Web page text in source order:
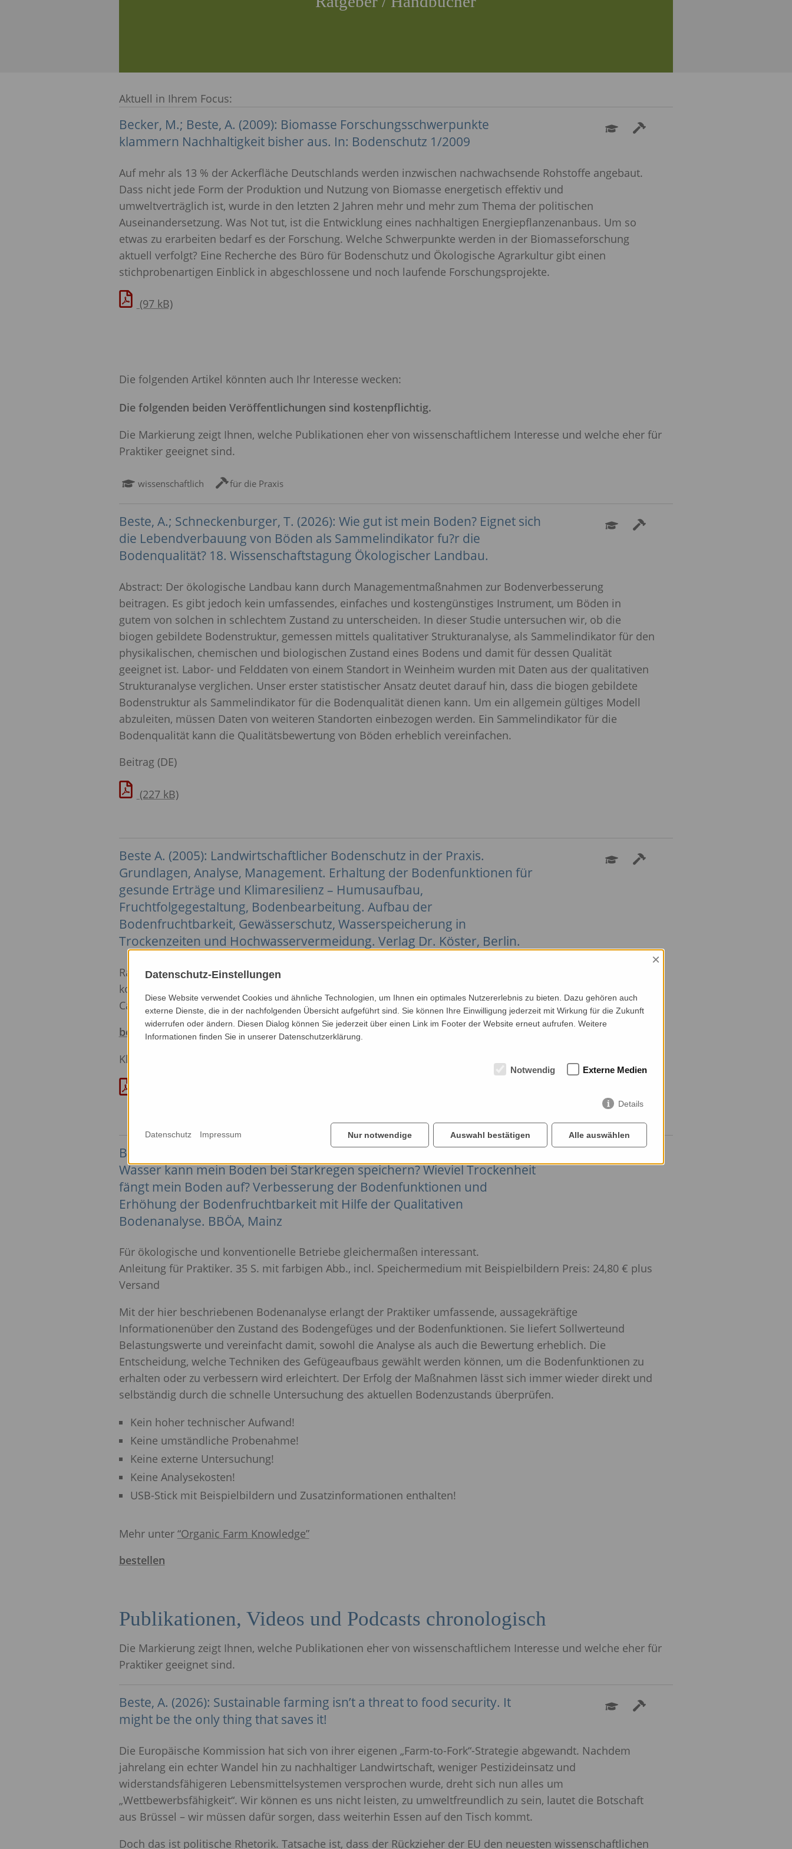
Terra Preta / PflanzenkohleGlobalisierung
Aktuell in Ihrem Focus:
Becker, M.; Beste, A. (2009): Biomasse Forschungsschwerpunkte
klammern Nachhaltigkeit bisher aus. In: Bodenschutz 1/2009
Auf mehr als 13 % der Ackerfläche Deutschlands werden inzwischen nachwachsende Rohstoffe angebaut.
Dass nicht jede Form der Produktion und Nutzung von Biomasse energetisch effektiv und
umweltverträglich ist, wurde in den letzten 2 Jahren mehr und mehr zum Thema der politischen
Auseinandersetzung. Was Not tut, ist die Entwicklung eines nachhaltigen Energiepflanzenanbaus. Um so
etwas zu erarbeiten bedarf es der Forschung. Welche Schwerpunkte werden in der Biomasseforschung
aktuell verfolgt? Eine Recherche des Büro für Bodenschutz und Ökologische Agrarkultur gibt einen
stichprobenartigen Einblick in abgeschlossene und noch laufende Forschungsprojekte.
(97 kB)
Die folgenden Artikel könnten auch Ihr Interesse wecken:
Die folgenden beiden Veröffentlichungen sind kostenpflichtig.
Die Markierung zeigt Ihnen, welche Publikationen eher von wissenschaftlichem Interesse und welche eher für
Praktiker geeignet sind.
wissenschaftlich für die Praxis
Beste, A.; Schneckenburger, T. (2026): Wie gut ist mein Boden? Eignet sich
die Lebendverbauung von Böden als Sammelindikator fu?r die
Bodenqualität? 18. Wissenschaftstagung Ökologischer Landbau.
Abstract: Der ökologische Landbau kann durch Managementmaßnahmen zur Bodenverbesserung
beitragen. Es gibt jedoch kein umfassendes, einfaches und kostengünstiges Instrument, um Böden in
gutem von solchen in schlechtem Zustand zu unterscheiden. In dieser Studie untersuchen wir, ob die
biogen gebildete Bodenstruktur, gemessen mittels qualitativer Strukturanalyse, als Sammelindikator für den
physikalischen, chemischen und biologischen Zustand eines Bodens und damit für dessen Qualität
geeignet ist. Labor- und Felddaten von einem Standort in Weinheim wurden mit Daten aus der qualitativen
Strukturanalyse verglichen. Unser erster statistischer Ansatz deutet darauf hin, dass die biogen gebildete
Bodenstruktur als Sammelindikator für die Bodenqualität dienen kann. Um ein allgemein gültiges Modell
abzuleiten, müssen Daten von weiteren Standorten einbezogen werden. Ein Sammelindikator für die
Bodenqualität kann die Qualitätsbewertung von Böden erheblich vereinfachen.
Beitrag (DE)
(227 kB)
Beste A. (2005): Landwirtschaftlicher Bodenschutz in der Praxis.
Grundlagen, Analyse, Management. Erhaltung der Bodenfunktionen für
gesunde Erträge und Klimaresilienz – Humusaufbau,
Fruchtfolgegestaltung, Bodenbearbeitung. Aufbau der
Bodenfruchtbarkeit, Gewässerschutz, Wasserspeicherung in
Trockenzeiten und Hochwasservermeidung. Verlag Dr. Köster, Berlin.
Ratgeber und Lehrbuch in einem. Verständlich geschrieben, übersichtlich aufgebaut. Für ökologische und
konventionelle Betriebe gleichermaßen interessant.
Ca. 200 S., zahlreiche teils farbige Abb. Preis: 29,80 € plus Versand
bestellen
Klappentext
Beste, A. (9. Auflage, 2023): Klimawandel und Landwirtschaft. Wieviel
Wasser kann mein Boden bei Starkregen speichern? Wieviel Trockenheit
fängt mein Boden auf? Verbesserung der Bodenfunktionen und
Erhöhung der Bodenfruchtbarkeit mit Hilfe der Qualitativen
Bodenanalyse. BBÖA, Mainz
Für ökologische und konventionelle Betriebe gleichermaßen interessant.
Anleitung für Praktiker. 35 S. mit farbigen Abb., incl. Speichermedium mit Beispielbildern Preis: 24,80 € plus
Versand
Mit der hier beschriebenen Bodenanalyse erlangt der Praktiker umfassende, aussagekräftige
Informationenüber den Zustand des Bodengefüges und der Bodenfunktionen. Sie liefert Sollwerteund
Belastungswerte und vereinfacht damit, sowohl die Analyse als auch die Bewertung erheblich. Die
Entscheidung, welche Techniken des Gefügeaufbaus gewählt werden können, um die Bodenfunktionen zu
erhalten oder zu verbessern wird erleichtert. Der Erfolg der Maßnahmen lässt sich immer wieder direkt und
selbständig durch die schnelle Untersuchung des aktuellen Bodenzustands überprüfen.
Kein hoher technischer Aufwand!
Keine umständliche Probenahme!
Keine externe Untersuchung!
Keine Analysekosten!
USB-Stick mit Beispielbildern und Zusatzinformationen enthalten!
Mehr unter “Organic Farm Knowledge”
bestellen
Publikationen, Videos und Podcasts chronologisch
Die Markierung zeigt Ihnen, welche Publikationen eher von wissenschaftlichem Interesse und welche eher für
Praktiker geeignet sind.
Beste, A. (2026): Sustainable farming isn’t a threat to food security. It
might be the only thing that saves it!
Die Europäische Kommission hat sich von ihrer eigenen „Farm-to-Fork“-Strategie abgewandt. Nachdem
jahrelang ein echter Wandel hin zu nachhaltiger Landwirtschaft, weniger Pestizideinsatz und
widerstandsfähigeren Lebensmittelsystemen versprochen wurde, dreht sich nun alles um
„Wettbewerbsfähigkeit“. Wir können es uns nicht leisten, zu umweltfreundlich zu sein, lautet die Botschaft
aus Brüssel – wir müssen dafür sorgen, dass weiterhin Essen auf den Tisch kommt.
Doch das ist politische Rhetorik. Tatsache ist, dass der Rückzieher der EU den neuesten wissenschaftlichen
Datenschutz-Einstellungen
×
Diese Website verwendet Cookies und ähnliche Technologien, um Ihnen ein optimales Nutzererlebnis zu bieten. Dazu gehören auch
externe Dienste, die in der nachfolgenden Übersicht aufgeführt sind. Sie können Ihre Einwilligung jederzeit mit Wirkung für die Zukunft
widerrufen oder ändern. Diesen Dialog können Sie jederzeit über einen Link im Footer der Website erneut aufrufen. Weitere
Informationen finden Sie in unserer Datenschutzerklärung.
Notwendig Externe Medien
Details
Nur notwendige Auswahl bestätigen Alle auswählen
Datenschutz Impressum